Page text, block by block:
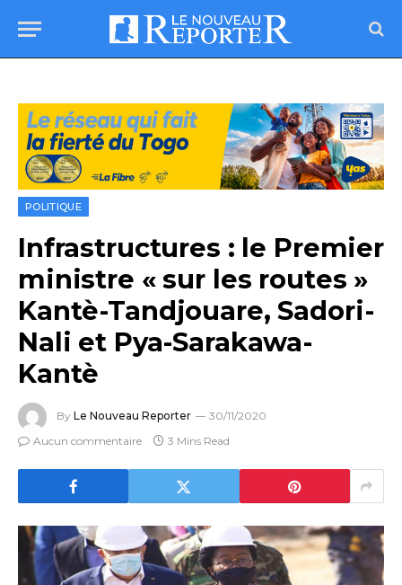
POLITIQUE
Infrastructures : le Premier
ministre « sur les routes »
Kantè-Tandjouare, Sadori-
Nali et Pya-Sarakawa-
Kantè
By Le Nouveau Reporter
30/11/2020
Aucun commentaire
3 Mins Read